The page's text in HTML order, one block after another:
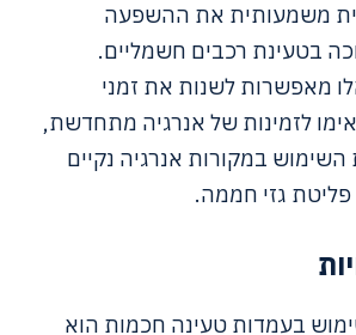
משמעותית את ההשפעה
בטעינת רכבים חשמליים.
מאפשרות לשנות את זמני
לזמינות של אנרגיה מתחדשת,
במקורות אנרגיה נקיים
פליטת גזי חממה.
בעמדות טעינה חכמות הוא